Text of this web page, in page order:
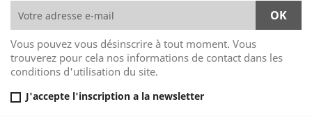
Vous pouvez vous désinscrire à tout moment. Vous
trouverez pour cela nos informations de contact dans les
conditions d'utilisation du site.
J'accepte l'inscription a la newsletter